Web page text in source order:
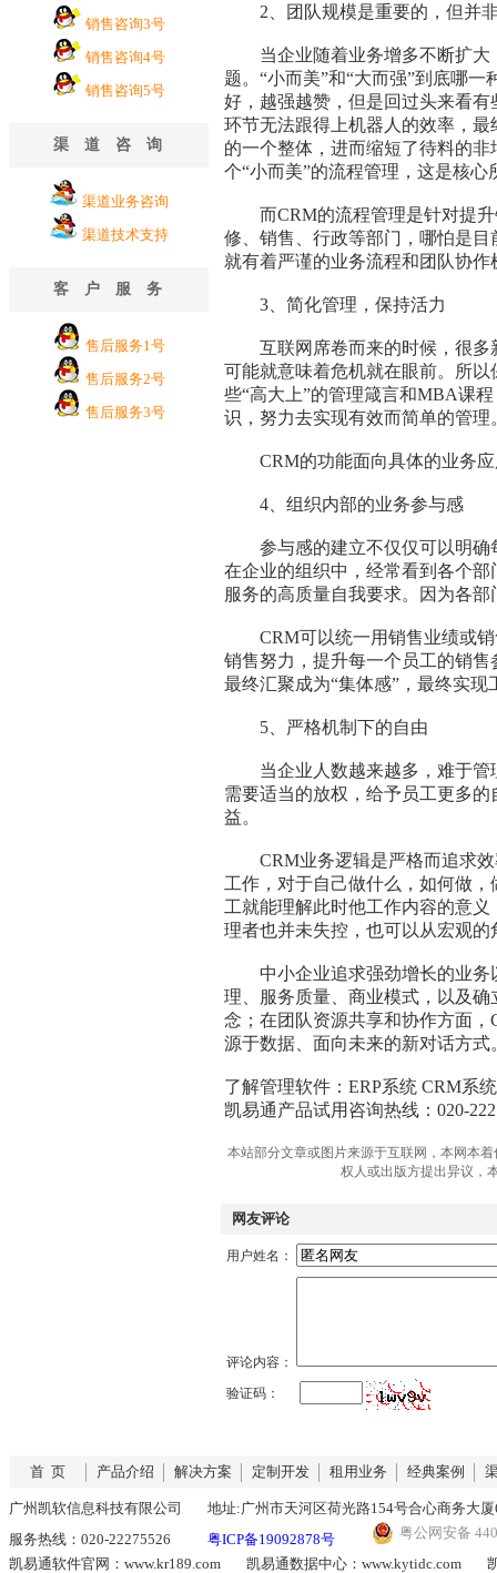
销售咨询3号
销售咨询4号
销售咨询5号
渠道咨询
渠道业务咨询
渠道技术支持
客户服务
售后服务1号
售后服务2号
售后服务3号
2、团队规模是重要的，但并
当企业随着业务增多不断扩大
题。“小而美”和“大而强”到底哪
好，越强越赞，但是回过头来看
环节无法跟得上机器人的效率，
的一个整体，进而缩短了待料的
个“小而美”的流程管理，这是核心
而CRM的流程管理是针对提升
修、销售、行政等部门，哪怕是
就有着严谨的业务流程和团队协
3、简化管理，保持活力
互联网席卷而来的时候，很多
可能就意味着危机就在眼前。所
些“高大上”的管理箴言和MBA课
识，努力去实现有效而简单的管理
CRM的功能面向具体的业务应
4、组织内部的业务参与感
参与感的建立不仅仅可以明确
在企业的组织中，经常看到各个
服务的高质量自我要求。因为各
CRM可以统一用销售业绩或销
销售努力，提升每一个员工的销
最终汇聚成为“集体感”，最终实
5、严格机制下的自由
当企业人数越来越多，难于管
需要适当的放权，给予员工更多
益。
CRM业务逻辑是严格而追求效
工作，对于自己做什么，如何做
工就能理解此时他工作内容的意
理者也并未失控，也可以从宏观
中小企业追求强劲增长的业务
理、服务质量、商业模式，以及
念；在团队资源共享和协作方面
源于数据、面向未来的新对话方式
了解管理软件：ERP系统 CRM系
凯易通产品试用咨询热线：020-
本站部分文章或图片来源于互联网，本网本
权人或出版方提出异议，
网友评论
用户姓名：
评论内容：
验证码：
首 页 产品介绍 解决方案 定制开发 租用业务 经典案例
广州凯软信息科技有限公司
地址:广州市天河区荷光路154号合心商务大厦
服务热线：020-22275526
粤ICP备19092878号
粤公网安备
凯易通软件官网：www.kr189.com
凯易通数据中心：www.kytidc.com